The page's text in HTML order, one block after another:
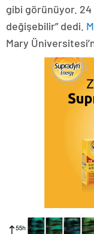
gibi görünüyor.
değişebilir” dedi.
Mary